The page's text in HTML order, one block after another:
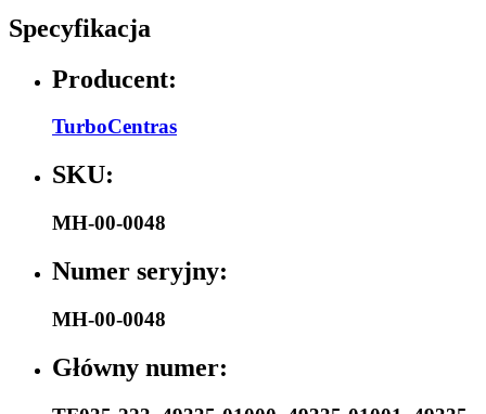
Specyfikacja
Producent:
TurboCentras
SKU:
MH-00-0048
Numer seryjny:
MH-00-0048
Główny numer: